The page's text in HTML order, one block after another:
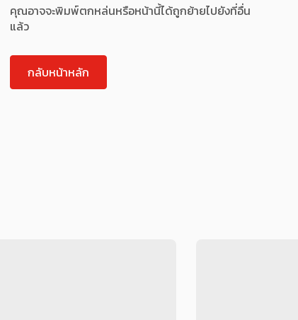
คุณอาจจะพิมพ์ตกหล่นหรือหน้านี้ได้ถูกย้ายไปยังที่อื่น
แล้ว
กลับหน้าหลัก